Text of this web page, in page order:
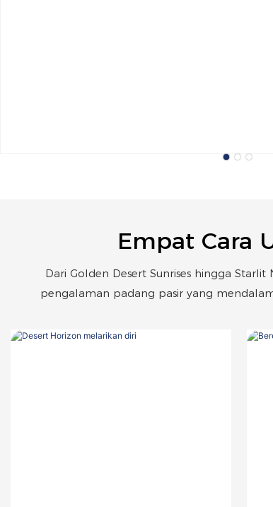
Empat Cara
Dari Golden Desert Sunrises hingga
pengalaman padang pasir yang